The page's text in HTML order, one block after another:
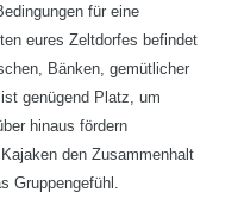
für eine
eures Zeltdorfes befindet
Bänken, gemütlicher
genügend Platz, um
hinaus fördern
den Zusammenhalt
Gruppengefühl.